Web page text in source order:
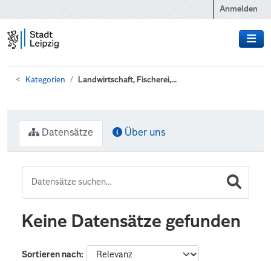
Anmelden
Kategorien Landwirtschaft, Fischerei,...
Datensätze Über uns
Keine Datensätze gefunden
Sortieren nach